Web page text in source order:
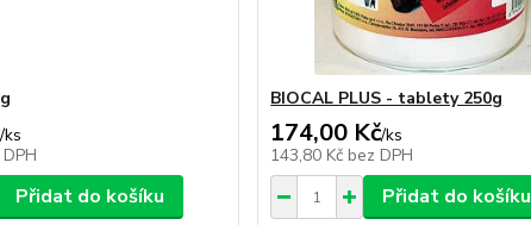
/ks
Přidat do košíku
BIOCAL PLUS - tablety 250g
174,00 Kč/ks
143,80 Kč bez DPH
Přidat do košíku